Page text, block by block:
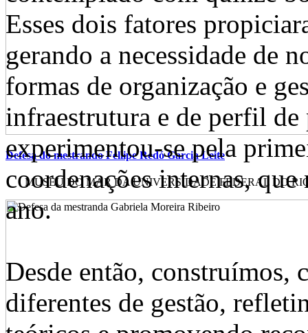
Defesa do mestrando Fellipe Redó Garcia Leite
MUSEU DO MAR DA UNIVERSIDADE FEDERAL DO
Esses dois fatores
gerando a necessidade de
formas de organização e
infraestrutura e de perfil de
experimentou-se pela
coordenações internas,
ano.
Desde então, construímos,
diferentes de gestão,